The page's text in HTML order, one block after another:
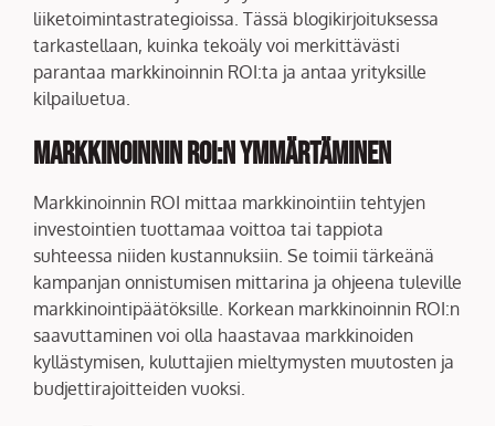
liiketoimintastrategioissa. Tässä blogikirjoituksessa
tarkastellaan, kuinka tekoäly voi merkittävästi
parantaa markkinoinnin ROI:ta ja antaa yrityksille
kilpailuetua.
Markkinoinnin ROI:n Ymmärtäminen
Markkinoinnin ROI mittaa markkinointiin tehtyjen
investointien tuottamaa voittoa tai tappiota
suhteessa niiden kustannuksiin. Se toimii tärkeänä
kampanjan onnistumisen mittarina ja ohjeena tuleville
markkinointipäätöksille. Korkean markkinoinnin ROI:n
saavuttaminen voi olla haastavaa markkinoiden
kyllästymisen, kuluttajien mieltymysten muutosten ja
budjettirajoitteiden vuoksi.